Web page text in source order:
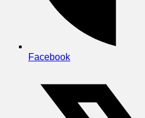
Facebook